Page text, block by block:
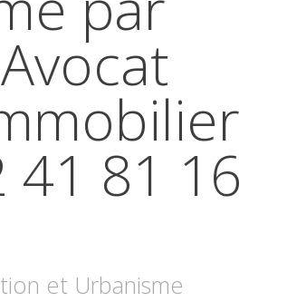
41 81 16
et Urbanisme